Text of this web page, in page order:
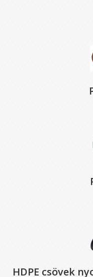
HDPE csövek